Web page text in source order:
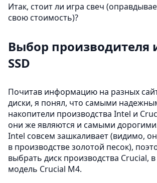
Итак, стоит ли игра свеч
свою стоимость)?
Выбор производителя
SSD
Почитав информацию на разных
диски, я понял, что самыми
накопители производства Intel и
они же являются и самыми
Intel совсем зашкаливает (видимо,
в производстве золотой песок),
выбрать диск производства Cruсial,
модель Cruсial M4.